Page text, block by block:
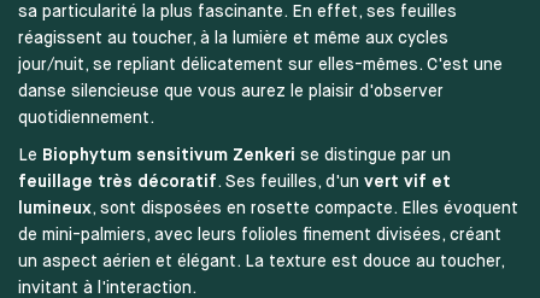
sa particularité la plus fascinante. En effet, ses feuilles
réagissent au toucher, à la lumière et même aux cycles
jour/nuit, se repliant délicatement sur elles-mêmes. C'est une
danse silencieuse que vous aurez le plaisir d'observer
quotidiennement.
Le Biophytum sensitivum Zenkeri se distingue par un
feuillage très décoratif. Ses feuilles, d'un vert vif et
lumineux, sont disposées en rosette compacte. Elles évoquent
de mini-palmiers, avec leurs folioles finement divisées, créant
un aspect aérien et élégant. La texture est douce au toucher,
invitant à l'interaction.